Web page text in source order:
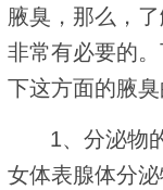
腋臭，那么，
非常有必要的
下这方面的腋臭
1、分泌物
女体表腺体分